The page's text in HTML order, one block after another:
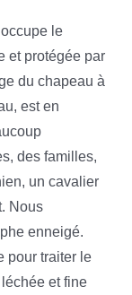
le
et protégée par
du chapeau à
est en
des familles,
un cavalier
Nous
enneigé.
pour traiter le
et fine